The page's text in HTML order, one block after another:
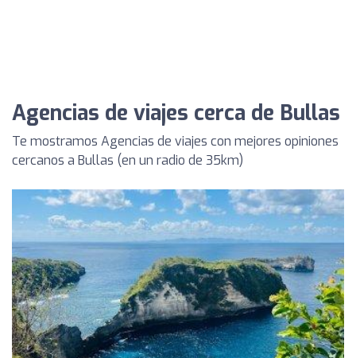
Agencias de viajes cerca de Bullas
Te mostramos Agencias de viajes con mejores opiniones
cercanos a Bullas (en un radio de 35km)